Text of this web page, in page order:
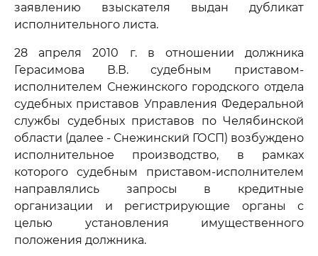
заявлению взыскателя выдан дубликат
исполнительного листа.
28 апреля 2010 г. в отношении должника
Герасимова В.В. судебным приставом-
исполнителем Снежинского городского отдела
судебных приставов Управления Федеральной
службы судебных приставов по Челябинской
области (далее - Снежинский ГОСП) возбуждено
исполнительное производство, в рамках
которого судебным приставом-исполнителем
направлялись запросы в кредитные
организации и регистрирующие органы с
целью установления имущественного
положения должника.